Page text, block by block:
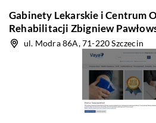
Gabinety Lekarskie i Centrum
Rehabilitacji Zbigniew
ul. Modra 86A, 71-220 Szczecin